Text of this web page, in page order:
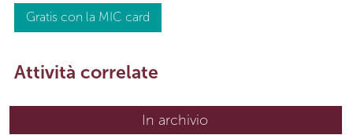
Gratis con la MIC card
Attività correlate
In archivio